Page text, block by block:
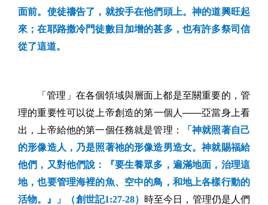
面前。使徒禱告了，就按手在他們頭上。神的道興旺起
來；在耶路撒冷門徒數目加增的甚多，也有許多祭司信
從了這道。
「管理」在各個領域與層面上都是至關重要的，管
理的重要性可以從上帝創造的第一個人——亞當身上看
出，上帝給他的第一個任務就是管理：
「神就照著自己
的形像造人，乃是照著祂的形像造男造女。神就賜福給
他們，又對他們說：『要生養眾多，遍滿地面，治理這
地，也要管理海裡的魚、空中的鳥，和地上各樣行動的
活物。』」（創世記1:27-28） 時至今日，管理仍是人們